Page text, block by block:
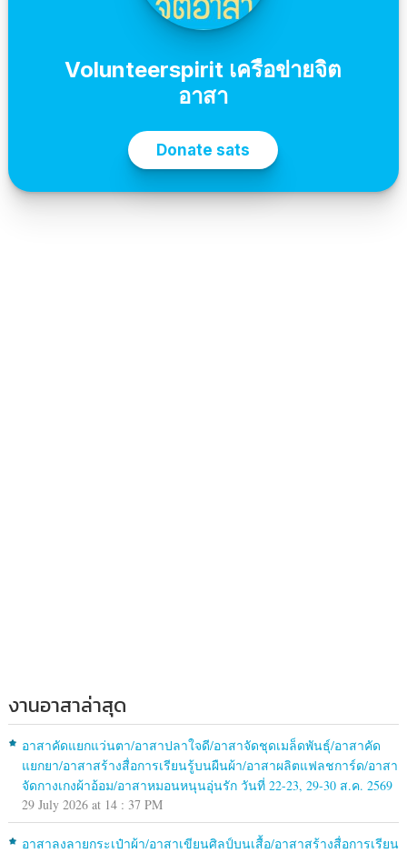
งานอาสาล่าสุด
อาสาคัดแยกแว่นตา/อาสาปลาใจดี/อาสาจัดชุดเมล็ดพันธุ์/อาสาคัด
แยกยา/อาสาสร้างสื่อการเรียนรู้บนผืนผ้า/อาสาผลิตแฟลชการ์ด/อาสา
จัดกางเกงผ้าอ้อม/อาสาหมอนหนุนอุ่นรัก วันที่ 22-23, 29-30 ส.ค. 2569
29 July 2026 at 14 : 37 PM
อาสาลงลายกระเป๋าผ้า/อาสาเขียนศิลป์บนเสื้อ/อาสาสร้างสื่อการเรียน